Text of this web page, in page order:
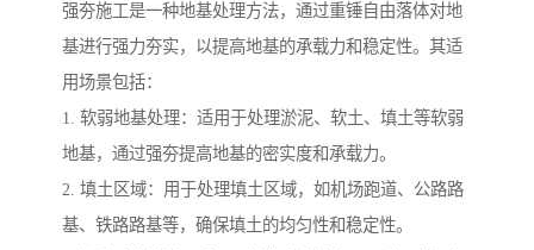
强夯施工是一种地基处理方法，通过重锤自由落体对地
基进行强力夯实，以提高地基的承载力和稳定性。其适
用场景包括：
1. 软弱地基处理：适用于处理淤泥、软土、填土等软弱
地基，通过强夯提高地基的密实度和承载力。
2. 填土区域：用于处理填土区域，如机场跑道、公路路
基、铁路路基等，确保填土的均匀性和稳定性。